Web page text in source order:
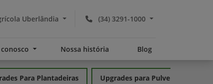
(34) 3291-1000
Uberlândia
conosco Nossa história Blog
Para Plantadeiras Upgrades para Pulverizadores